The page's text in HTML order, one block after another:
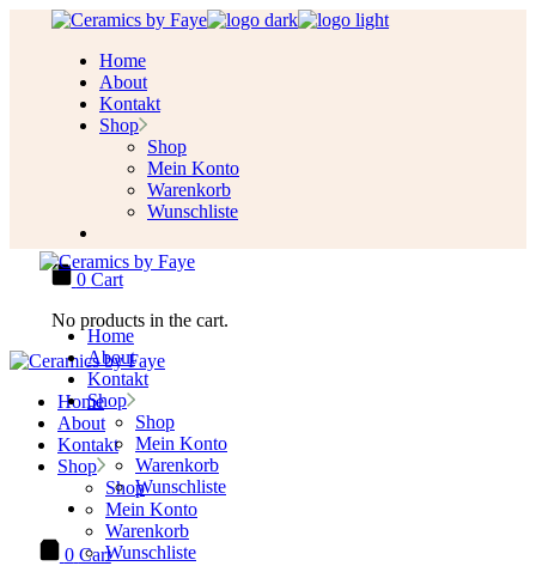
Home
About
Kontakt
Shop
Shop
Mein Konto
Warenkorb
Wunschliste
0 Cart
No products in the cart.
Home
About
Kontakt
Shop
Shop
Mein Konto
Warenkorb
Wunschliste
Home
About
Kontakt
Shop
Shop
Mein Konto
Warenkorb
Wunschliste
0 Cart